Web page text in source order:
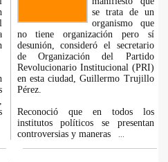
se trata de un
organismo que
no tiene organización pero sí
desunión, consideró el secretario
de Organización del Partido
Revolucionario Institucional (PRI)
en esta ciudad, Guillermo Trujillo
Pérez.
Reconoció que en todos los
institutos políticos se presentan
controversias y maneras